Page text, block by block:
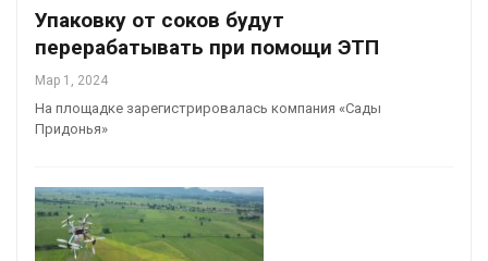
Упаковку от соков будут
перерабатывать при помощи ЭТП
Мар 1, 2024
На площадке зарегистрировалась компания «Сады
Придонья»